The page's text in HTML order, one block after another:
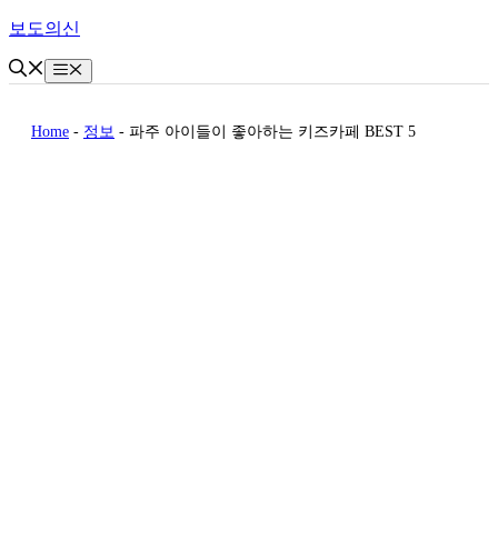
Skip
content
보도의신
Menu
Home - 정보 - 파주 아이들이 좋아하는 키즈카페 BEST 5